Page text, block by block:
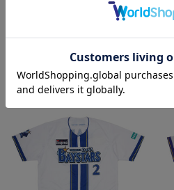
【70日間前後お届け】オーダー
ム/VISITOR/XO・2XO
¥14,000(税込)